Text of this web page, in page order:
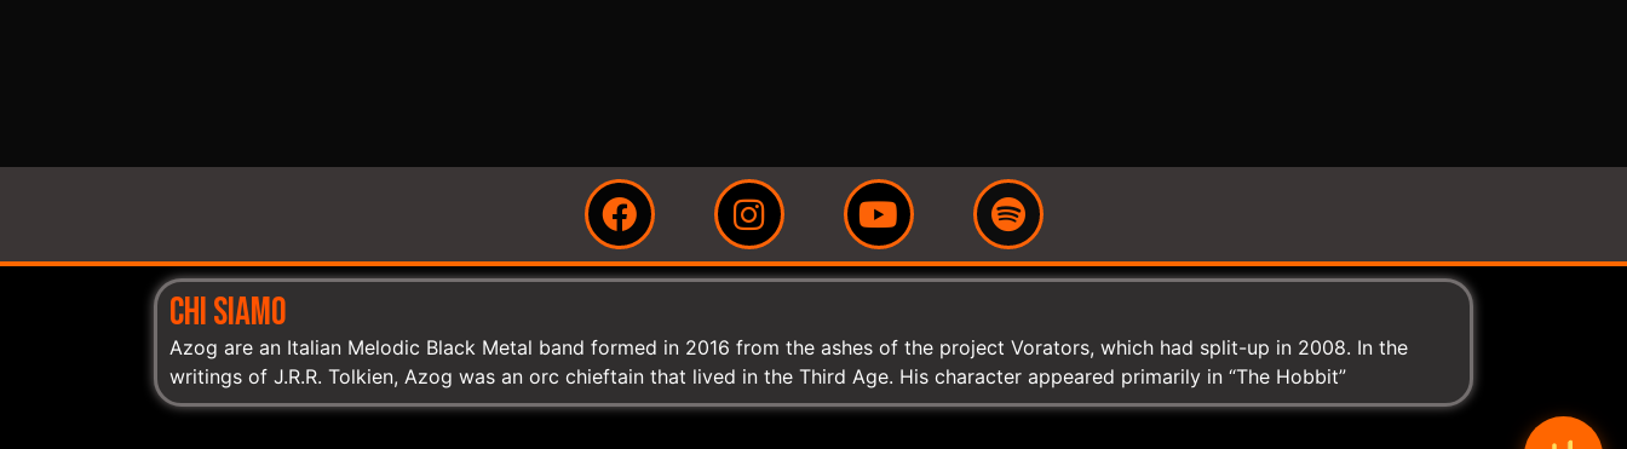
CHI SIAMO
Azog are an Italian Melodic Black Metal band formed in 2016 from the ashes of the project Vorators, which had split-up in 2008. In the
writings of J.R.R. Tolkien, Azog was an orc chieftain that lived in the Third Age. His character appeared primarily in “The Hobbit”